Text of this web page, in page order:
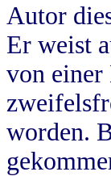
Autor
Er weist
von einer
worden.